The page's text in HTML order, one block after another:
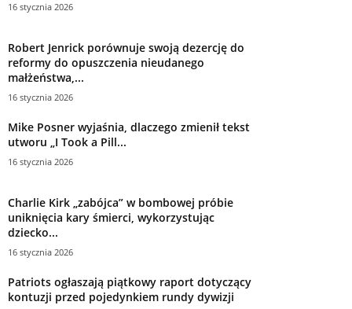
16 stycznia 2026
Robert Jenrick porównuje swoją dezercję do
reformy do opuszczenia nieudanego
małżeństwa,...
16 stycznia 2026
Mike Posner wyjaśnia, dlaczego zmienił tekst
utworu „I Took a Pill...
16 stycznia 2026
Charlie Kirk „zabójca” w bombowej próbie
uniknięcia kary śmierci, wykorzystując
dziecko...
16 stycznia 2026
Patriots ogłaszają piątkowy raport dotyczący
kontuzji przed pojedynkiem rundy dywizji